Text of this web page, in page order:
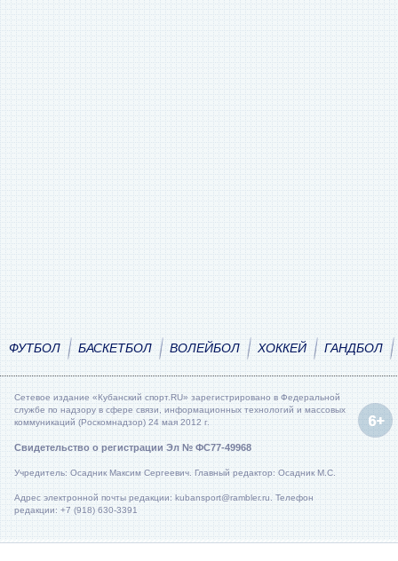
ФУТБОЛ БАСКЕТБОЛ ВОЛЕЙБОЛ ХОККЕЙ ГАНДБОЛ
Сетевое издание «Кубанский спорт.RU» зарегистрировано в Федеральной
службе по надзору в сфере связи, информационных технологий и массовых
коммуникаций (Роскомнадзор) 24 мая 2012 г.
Свидетельство о регистрации Эл № ФС77-49968
Учредитель: Осадник Максим Сергеевич. Главный редактор: Осадник М.С.
Адрес электронной почты редакции: kubansport@rambler.ru. Телефон
редакции: +7 (918) 630-3391